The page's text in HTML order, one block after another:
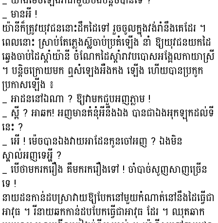
_ មានអី !
យ៉ានីក៏ត្រូវយុវជននោះដឹកដៃទៅ រួចចូលក្នុងវង់រាំនឹងគេដែរ ។
ពេលនោះ ស្រាប់តែភ្លេងស្ល៊ូចាប់ប្រគំឡើង នាំ ឱ្យយុវជនយកដៃ
ឆ្វេងចាប់ដៃស្ដាំយ៉ានី ចំណែកដៃស្ដាំរាវបបោសអង្អែលកាយាស្រី
។ បន្តិចក្រោយមក ឮសំឡេងអឺងកង ឡើង ហើយបានប្រកូក
ប្រកាសឡើង ៖
_ អាដននៅឯណា ? ឱ្យវាមកជួបអញភ្លាម !
_ ស្អី ? អាឆក! អញមានគំនុំអីនឹងឯង បានជាឯងអុកឡុកដល់ទី
នេះ ?
_ អើ ! ម៉េចបានឯងវាយអាដែនកូនចៅអញ ? ឯងមិន
ស្គាល់អញទេអ្ហី ?
_ បើថាមករករឿង គឺមករករឿងទៅ ! ចាំបាច់សូញសាញច្រើន
ទេ !
នាយដនកាន់ដបស្រាវាយឱ្យបែកនៅមួយកំណាត់នៅនឹងដៃធ្វើជា
អាវុធ ។ រីនាយឆកកាន់ដបបែកធ្វើជាអាវុធ ដែរ ។ ឈុតឆាក